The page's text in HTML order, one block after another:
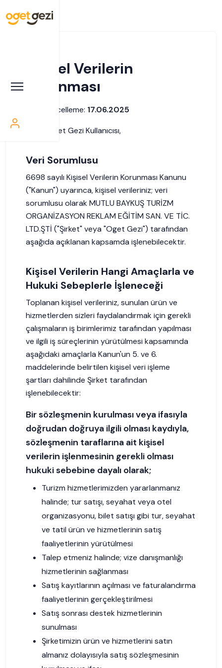
Kişisel Verilerin
Korunması
Son Güncelleme: 17.06.2025
Sayın Oget Gezi Kullanıcısı,
Veri Sorumlusu
6698 sayılı Kişisel Verilerin Korunması Kanunu
("Kanun") uyarınca, kişisel verileriniz; veri
sorumlusu olarak MUTLU BAYKUŞ TURİZM
ORGANİZASYON REKLAM EĞİTİM SAN. VE TİC.
LTD.ŞTİ ("Şirket" veya "Oget Gezi") tarafından
aşağıda açıklanan kapsamda işlenebilecektir.
Kişisel Verilerin Hangi Amaçlarla ve
Hukuki Sebeplerle İşleneceği
Toplanan kişisel verileriniz, sunulan ürün ve
hizmetlerden sizleri faydalandırmak için gerekli
çalışmaların iş birimlerimiz tarafından yapılması
ve ilgili iş süreçlerinin yürütülmesi kapsamında
aşağıdaki amaçlarla Kanun'un 5. ve 6.
maddelerinde belirtilen kişisel veri işleme
şartları dahilinde Şirket tarafından
işlenebilecektir:
Bir sözleşmenin kurulması veya ifasıyla
doğrudan doğruya ilgili olması kaydıyla,
sözleşmenin taraflarına ait kişisel
verilerin işlenmesinin gerekli olması
hukuki sebebine dayalı olarak;
Turizm hizmetlerimizden yararlanmanız
halinde; tur satışı, seyahat veya otel
organizasyonu, bilet satışı gibi tur, seyahat
ve tatil ürün ve hizmetlerinin satış
faaliyetlerinin yürütülmesi
Talep etmeniz halinde; vize danışmanlığı
hizmetlerinin sağlanması
Satış kayıtlarının açılması ve faturalandırma
faaliyetlerinin gerçekleştirilmesi
Satış sonrası destek hizmetlerinin
sunulması
Şirketimizin ürün ve hizmetlerini satın
almanız dolayısıyla satış sözleşmesinin